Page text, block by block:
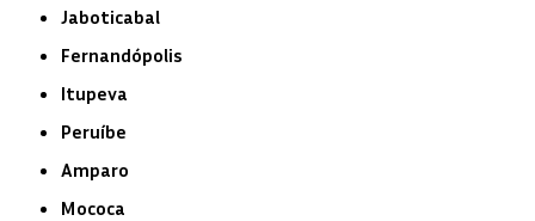
Jaboticabal
Fernandópolis
Itupeva
Peruíbe
Amparo
Mococa